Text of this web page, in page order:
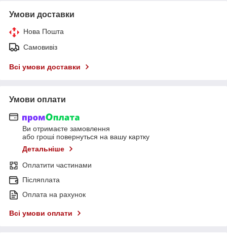
Умови доставки
Нова Пошта
Самовивіз
Всі умови доставки
Умови оплати
Ви отримаєте замовлення
або гроші повернуться на вашу картку
Детальніше
Оплатити частинами
Післяплата
Оплата на рахунок
Всі умови оплати